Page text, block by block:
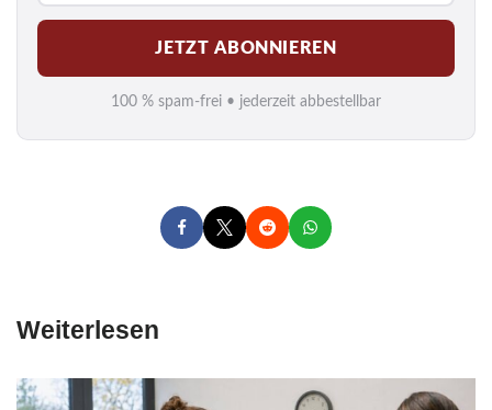
M
a
i
l
*
JETZT ABONNIEREN
100 % spam-frei • jederzeit abbestellbar
Weiterlesen